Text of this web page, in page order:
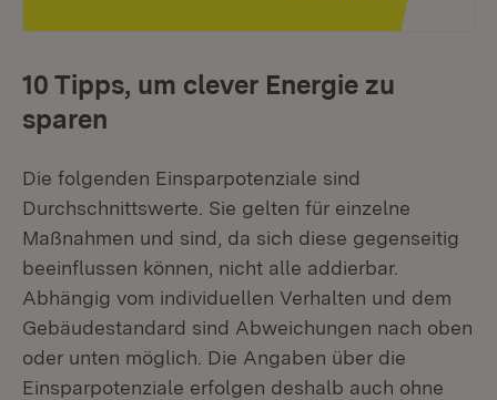
10 Tipps, um clever Energie zu
sparen
Die folgenden Einsparpotenziale sind
Durchschnittswerte. Sie gelten für einzelne
Maßnahmen und sind, da sich diese gegenseitig
beeinflussen können, nicht alle addierbar.
Abhängig vom individuellen Verhalten und dem
Gebäudestandard sind Abweichungen nach oben
oder unten möglich. Die Angaben über die
Einsparpotenziale erfolgen deshalb auch ohne